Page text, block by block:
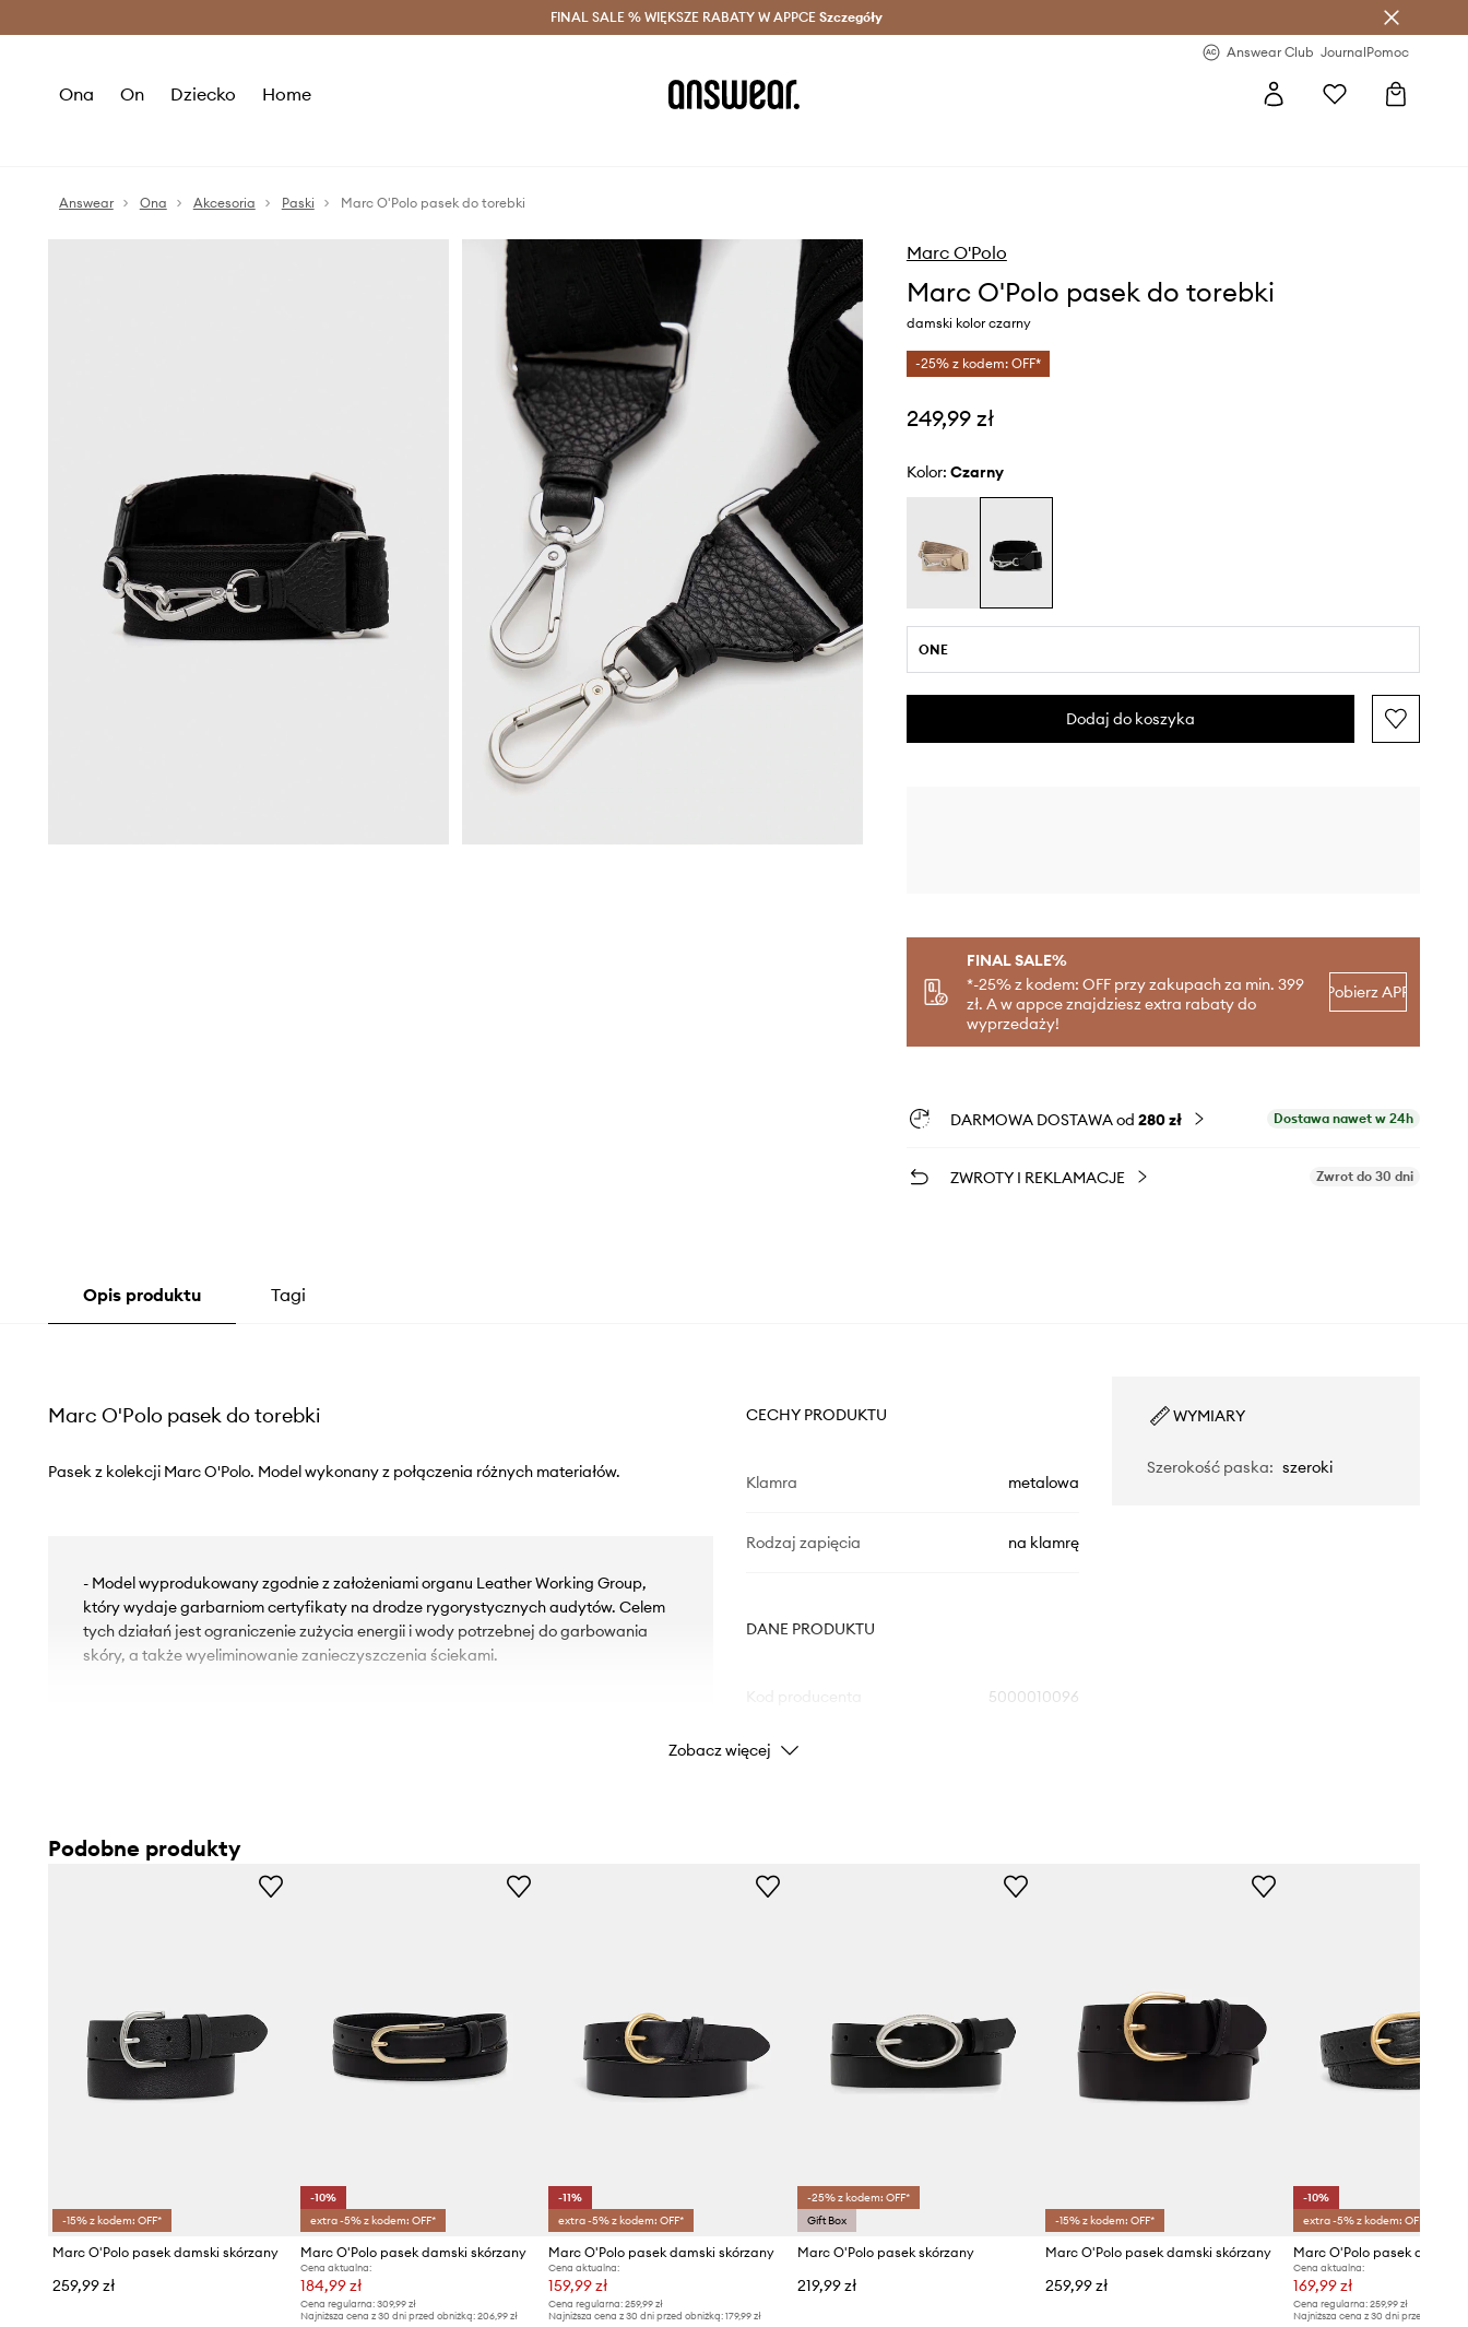
Oszczędzaj z Answear Club > Dostawa nawet w 24h >
FINAL SALE % WIĘKSZE RABATY W APPCE Szczegóły
Answear Club JournalPomoc
Ona On Dziecko Home
Answear Ona Akcesoria Paski Marc O'Polo pasek do torebki
Marc O'Polo
Marc O'Polo pasek do torebki
damski kolor czarny
-25% z kodem: OFF*
249,99 zł
Kolor: czarny
ONE
Dodaj do koszyka
FINAL SALE%
*-25% z kodem: OFF przy zakupach za min. 399
zł. A w appce znajdziesz extra rabaty do
wyprzedaży!
Pobierz APP
DARMOWA DOSTAWA od 280 zł Dostawa nawet w 24h
ZWROTY I REKLAMACJE Zwrot do 30 dni
Opis produktu Tagi
Marc O'Polo pasek do torebki
Pasek z kolekcji Marc O'Polo. Model wykonany z połączenia różnych materiałów.
- Model wyprodukowany zgodnie z założeniami organu Leather Working Group,
który wydaje garbarniom certyfikaty na drodze rygorystycznych audytów. Celem
tych działań jest ograniczenie zużycia energii i wody potrzebnej do garbowania
skóry, a także wyeliminowanie zanieczyszczenia ściekami.
CECHY PRODUKTU
Klamra metalowa
Rodzaj zapięcia na klamrę
DANE PRODUKTU
5000010096
Kolor
Producent
WYMIARY
Szerokość paska: szeroki
Zobacz więcej
Podobne produkty
-15% z kodem: OFF*
Marc O'Polo pasek damski skórzany
259,99 zł
-10%
extra -5% z kodem: OFF*
Marc O'Polo pasek damski skórzany
Cena aktualna:
184,99 zł
Cena regularna:309,99 zł
Najniższa cena z 30 dni przed obniżką:206,99 zł
-11%
extra -5% z kodem: OFF*
Marc O'Polo pasek damski skórzany
Cena aktualna:
159,99 zł
Cena regularna: 259,99 zł
Najniższa cena z 30 dni przed obniżką: 179,99 zł
-25% z kodem: OFF*
Gift Box
Marc O'Polo pasek skórzany
219,99 zł
-15% z kodem: OFF*
Marc O'Polo pasek damski skórzany
259,99 zł
-10%
extra -5% z kodem: OFF*
Marc O'Polo pasek damski
Cena aktualna:
169,99 zł
Cena regularna: 259,99 zł
Najniższa cena z 30 dni przed obniżką: